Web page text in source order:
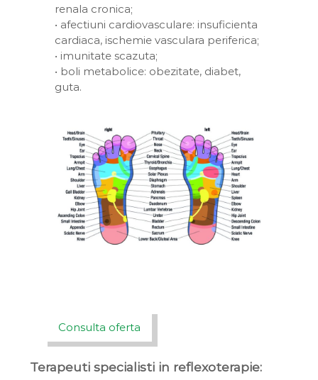
renala cronica;
• afectiuni cardiovasculare: insuficienta
cardiaca, ischemie vasculara periferica;
• imunitate scazuta;
• boli metabolice: obezitate, diabet,
guta.
Consulta oferta
Terapeuti specialisti in reflexoterapie: